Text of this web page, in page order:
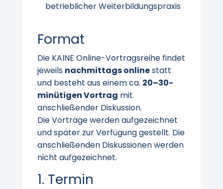
betrieblicher Weiterbildungspraxis
Format
Die KAINE Online-Vortragsreihe findet
jeweils nachmittags onlinestatt
und besteht aus einem ca. 20–30-
minütigen Vortrag mit
anschließender Diskussion.
Die Vorträge werden aufgezeichnet
und später zur Verfügung gestellt. Die
anschließenden Diskussionen werden
nicht aufgezeichnet.
1. Termin